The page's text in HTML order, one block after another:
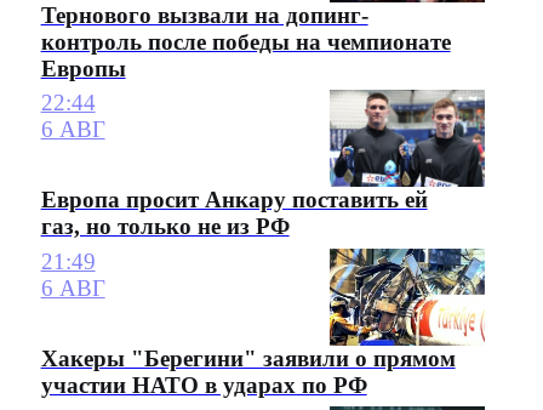
Тернового вызвали на допинг-
контроль после победы на чемпионате
Европы
22:44
6 АВГ
Европа просит Анкару поставить ей
газ, но только не из РФ
21:49
6 АВГ
Хакеры "Берегини" заявили о прямом
участии НАТО в ударах по РФ